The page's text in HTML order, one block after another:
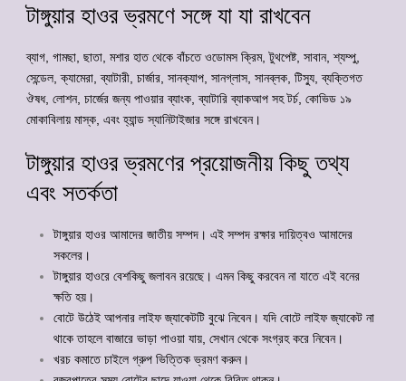
টাঙ্গুয়ার হাওর ভ্রমণে সঙ্গে যা যা রাখবেন
ব্যাগ, গামছা, ছাতা, মশার হাত থেকে বাঁচতে ওডোমস ক্রিম, টুথপেষ্ট, সাবান, শ্যম্পু,
সেন্ডেল, ক্যামেরা, ব্যাটারী, চার্জার, সানক্যাপ, সানগ্লাস, সানব্লক, টিস্যু, ব্যক্তিগত
ঔষধ, লোশন, চার্জের জন্য পাওয়ার ব্যাংক, ব্যাটারি ব্যাকআপ সহ টর্চ, কোভিড ১৯
মোকাবিলায় মাস্ক, এবং হ্যান্ড স্যানিটাইজার সঙ্গে রাখবেন।
টাঙ্গুয়ার হাওর ভ্রমণের প্রয়োজনীয় কিছু তথ্য
এবং সতর্কতা
টাঙ্গুয়ার হাওর আমাদের জাতীয় সম্পদ। এই সম্পদ রক্ষার দায়িত্বও আমাদের
সকলের।
টাঙ্গুয়ার হাওরে বেশকিছু জলাবন রয়েছে। এমন কিছু করবেন না যাতে এই বনের
ক্ষতি হয়।
বোটে উঠেই আপনার লাইফ জ্যাকেটটি বুঝে নিবেন। যদি বোটে লাইফ জ্যাকেট না
থাকে তাহলে বাজারে ভাড়া পাওয়া যায়, সেখান থেকে সংগ্রহ করে নিবেন।
খরচ কমাতে চাইলে গ্রুপ ভিত্তিক ভ্রমণ করুন।